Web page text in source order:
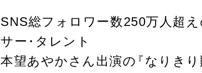
SNS総フォロワー数250万人超
サー・タレント
本望あやかさん出演の『 なりき